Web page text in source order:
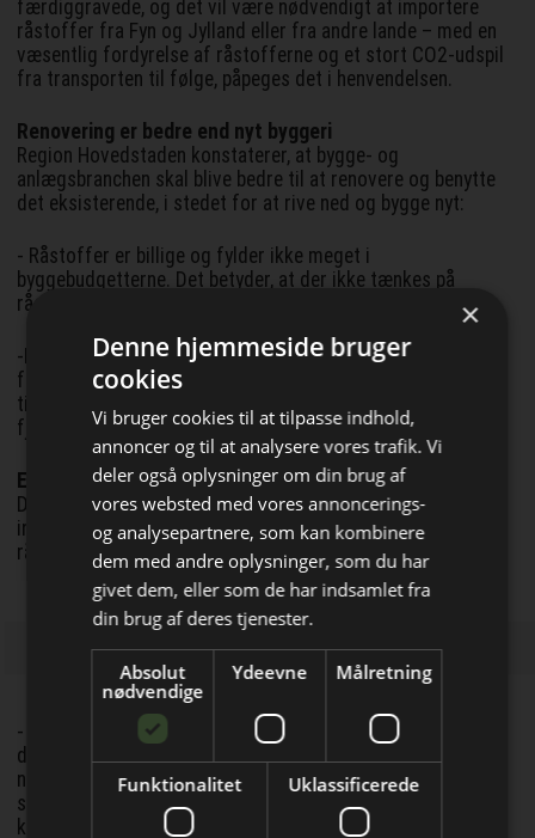
Bliv opdateret hver dag
Få de vigtigste nyheder om
byggebranchen
direkte i din indbakke
færdiggravede, og det vil være nødvendigt at importere
råstoffer fra Fyn og Jylland eller fra andre lande – med en
væsentlig fordyrelse af råstofferne og et stort CO2-udspil
fra transporten til følge, påpeges det i henvendelsen.
Renovering er bedre end nyt byggeri
Region Hovedstaden konstaterer, at bygge- og
anlægsbranchen skal blive bedre til at renovere og benytte
det eksisterende, i stedet for at rive ned og bygge nyt:
- Råstoffer er billige og fylder ikke meget i
byggebudgetterne. Det betyder, at der ikke tænkes på
råstofforbruget i bygge- og anlægsarbejder…
-Der skal stilles krav om, at de gode kvaliteter benyttes til
formål, hvor de er nødvendige. Det gode grus skal benyttes
til beton og ikke som eksempelvis fyldsand omkring nye
fjernvarmerør, lyder budskabet.
Efterlyser incitamenter
Derfor efterlyser Region Hovedstaden, at der skal findes
incitamenter for bygherrer og entreprenører til at bruge
råstofferne med omtanke:
- På nuværende tidspunkt kan det ikke betale sig at udnytte
de sekundære råstoffer (beton, mursten og lignende fra
nedrivninger), fordi de nye råstoffer er så billige. Det er
samtidig for svært at udnytte de sekundære råstoffer, der
kan genbruges fra nedrivninger.
×
Denne hjemmeside bruger
cookies
Vi bruger cookies til at tilpasse indhold,
annoncer og til at analysere vores trafik. Vi
deler også oplysninger om din brug af
vores websted med vores annoncerings-
og analysepartnere, som kan kombinere
dem med andre oplysninger, som du har
givet dem, eller som de har indsamlet fra
din brug af deres tjenester.
Absolut
nødvendige
Ydeevne Målretning
Funktionalitet Uklassificerede